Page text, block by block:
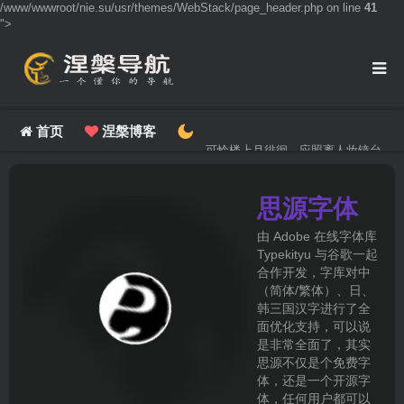
/www/wwwroot/nie.su/usr/themes/WebStack/page_header.php on line 41
">
首页 涅槃博客
可怜楼上月徘徊，应照离人妆镜台。
思源字体
由 Adobe 在线字体库
Typekityu 与谷歌一起
合作开发，字库对中
（简体/繁体）、日、
韩三国汉字进行了全
面优化支持，可以说
是非常全面了，其实
思源不仅是个免费字
体，还是一个开源字
体，任何用户都可以